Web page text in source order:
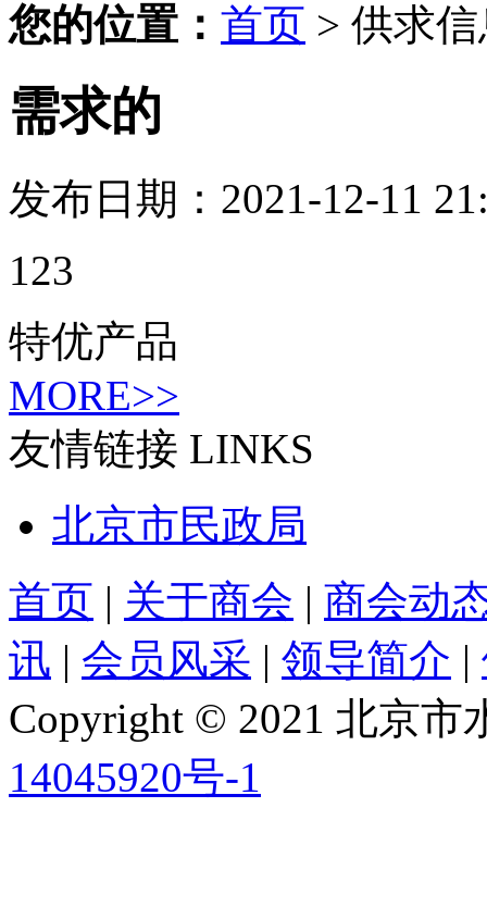
您的位置： 首页 > 供求
需求的
发布日期：2021-12-11
123
特优产品
MORE>>
友情链接 LINKS
北京市民政局
首页 | 关于商会 | 商会动
讯 | 会员风采 | 领导简介 |
Copyright © 2021 北京市
14045920号-1